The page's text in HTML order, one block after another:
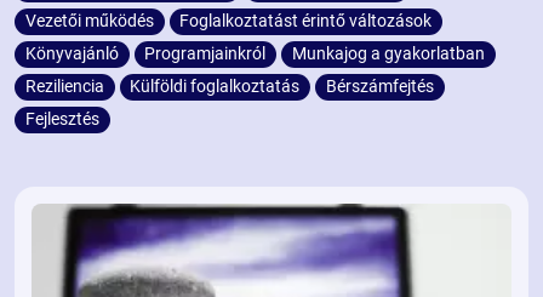
Vezetői működés
Foglalkoztatást érintő változások
Könyvajánló
Programjainkról
Munkajog a gyakorlatban
Reziliencia
Külföldi foglalkoztatás
Bérszámfejtés
Fejlesztés